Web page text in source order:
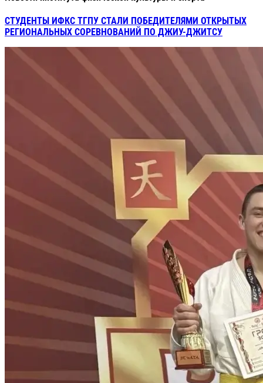
СТУДЕНТЫ ИФКС ТГПУ СТАЛИ ПОБЕДИТЕЛЯМИ ОТКРЫТЫХ
РЕГИОНАЛЬНЫХ СОРЕВНОВАНИЙ ПО ДЖИУ-ДЖИТСУ